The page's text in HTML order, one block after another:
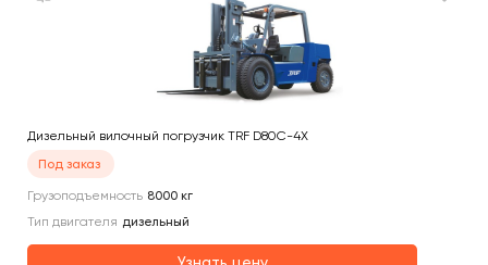
Дизельный вилочный погрузчик TRF D80C-4X
Под заказ
Грузоподъемность 8000 кг
Тип двигателя дизельный